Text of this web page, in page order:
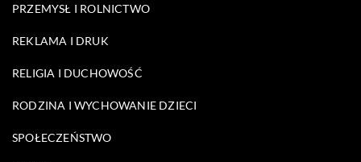
PRZEMYSŁ I ROLNICTWO
REKLAMA I DRUK
RELIGIA I DUCHOWOŚĆ
RODZINA I WYCHOWANIE DZIECI
SPOŁECZEŃSTWO